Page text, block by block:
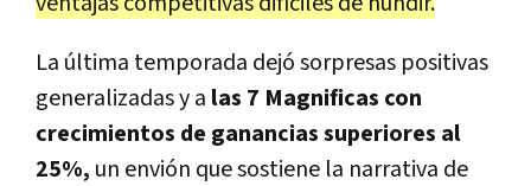
La última temporada dejósorpresas positivas
generalizadasy a las 7 Magnificas con
crecimientos de ganancias superiores al
25%, un envión que sostiene la narrativa de